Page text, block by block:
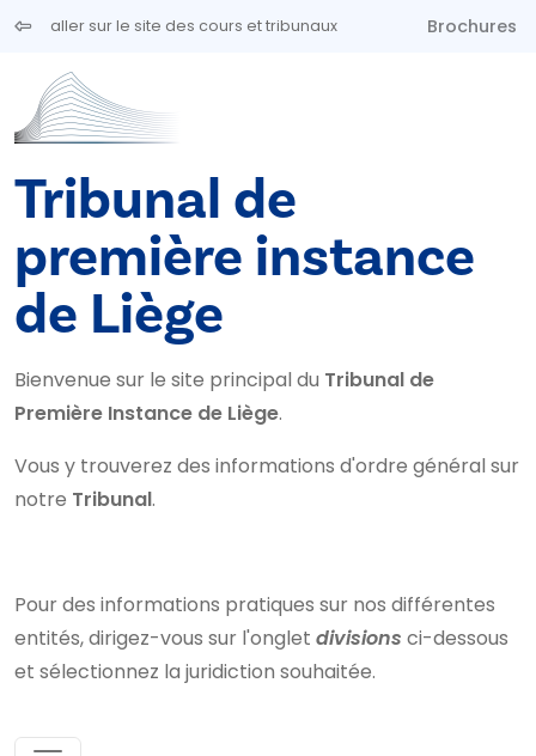
Aller au contenu principal
aller sur le site des cours et tribunaux Brochures
Tribunal de
première instance
de Liège
Bienvenue sur le site principal du Tribunal de
Première Instance de Liège.
Vous y trouverez des informations d'ordre général sur
notre Tribunal.
Pour des informations pratiques sur nos différentes
entités, dirigez-vous sur l'onglet divisions ci-dessous
et sélectionnez la juridiction souhaitée.